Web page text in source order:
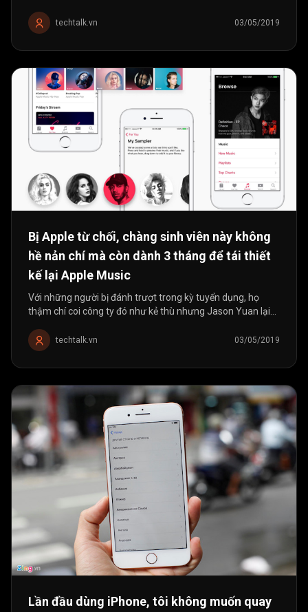
hoạt động trong công việc...
techtalk.vn 03/05/2019
Bị Apple từ chối, chàng sinh viên này không
hề nản chí mà còn dành 3 tháng để tái thiết
kế lại Apple Music
Với những người bị đánh trượt trong kỳ tuyển dụng, họ
thậm chí coi công ty đó như kẻ thù nhưng Jason Yuan lại
dụng,...techtalk.vn 03/05/2019
Lần đầu dùng iPhone, tôi không muốn quay